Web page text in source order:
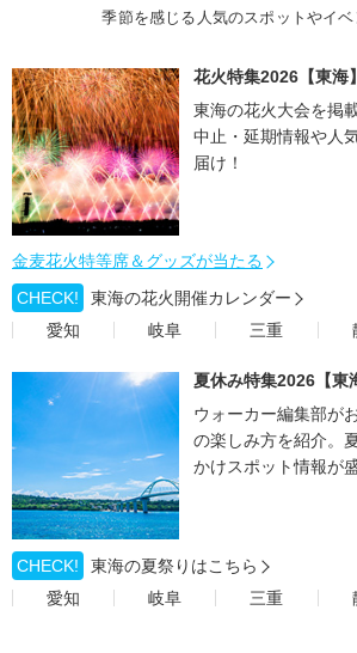
季節を感じる人気のスポットやイ
花火特集2026【東海】
東海の花火大会を掲
中止・延期情報や人
届け！
金麦花火特等席＆グッズが当たる
CHECK!
東海の花火開催カレンダー
愛知
岐阜 三重
夏休み特集2026【東
ウォーカー編集部が
の楽しみ方を紹介。
かけスポット情報が
CHECK!
東海の夏祭りはこちら
愛知
岐阜 三重